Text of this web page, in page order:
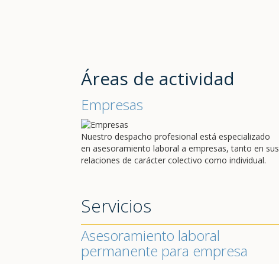
Áreas de actividad
Empresas
Nuestro despacho profesional está especializado
en asesoramiento laboral a empresas, tanto en sus
relaciones de carácter colectivo como individual.
Servicios
Asesoramiento laboral
permanente para empresa